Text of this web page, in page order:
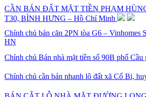
CẦN BÁN ĐẤT MẶT TIỀN PHẠM
T30, BÌNH HƯNG – Hồ Chí Minh
Chính chủ bán căn 2PN tòa G6 –
HN
Chính chủ Bán nhà mặt tiền số 90B phố Cầu
Chính chủ cần bán nhanh lô đất xã Cổ Bi,